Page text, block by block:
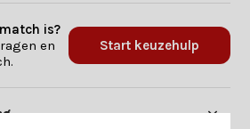
is?
en
Start keuzehulp